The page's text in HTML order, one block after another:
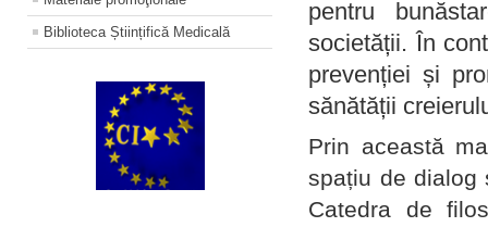
Biblioteca Științifică Medicală
pentru
societății. În
prevenției și
sănătății
Prin această
spațiu de dialog
Catedra de